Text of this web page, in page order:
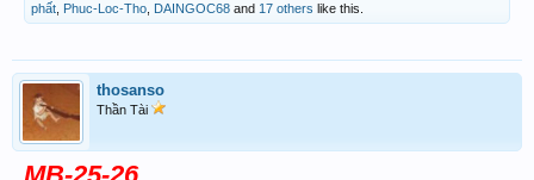
phất Phuc-Loc-Tho DAINGOC68 and 17 others like this.
thosanso
Thần Tài